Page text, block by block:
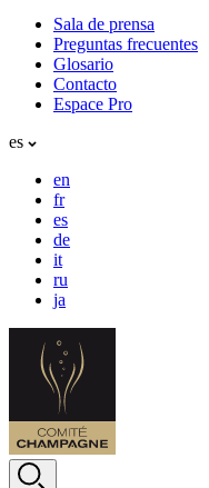
Sala de prensa
Preguntas frecuentes
Glosario
Contacto
Espace Pro
es
en
fr
es
de
it
ru
ja